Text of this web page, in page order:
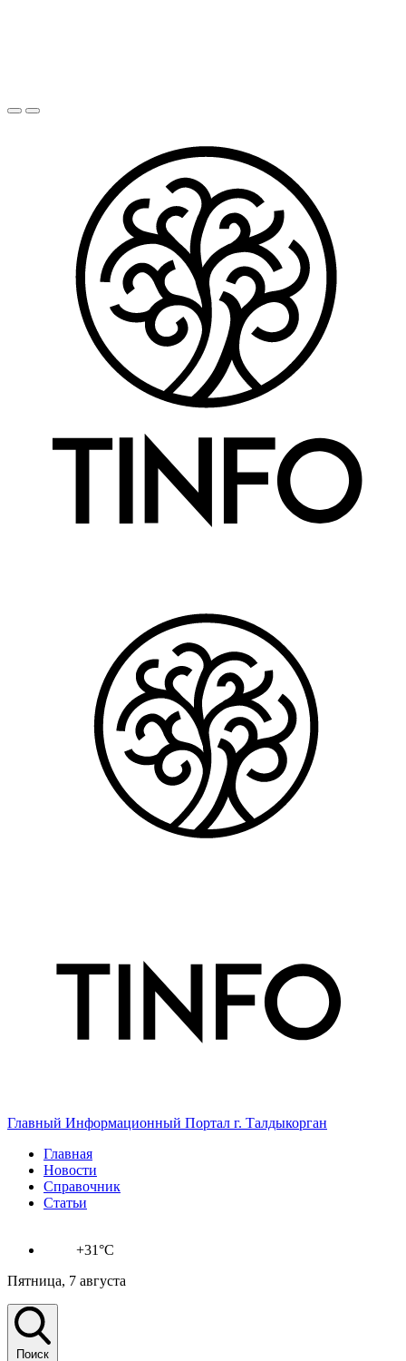
Главный Информационный Портал г. Талдыкорган
Главная
Новости
Справочник
Статьи
+31°C
Пятница, 7 августа
Поиск